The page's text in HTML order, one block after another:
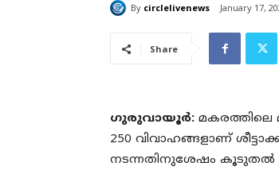
By circlelivenews January 17,
Share
ഗുരുവായൂർ: മകരത്തിലെ
250 വിവാഹങ്ങളാണ്
നടന്നതിനുശേഷം കൂടുതൽ